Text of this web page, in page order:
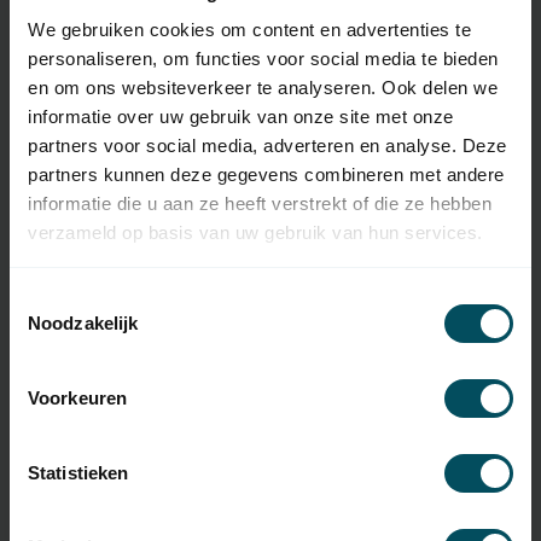
We gebruiken cookies om content en advertenties te
personaliseren, om functies voor social media te bieden
en om ons websiteverkeer te analyseren. Ook delen we
informatie over uw gebruik van onze site met onze
partners voor social media, adverteren en analyse. Deze
partners kunnen deze gegevens combineren met andere
informatie die u aan ze heeft verstrekt of die ze hebben
verzameld op basis van uw gebruik van hun services.
Noodzakelijk
Voorkeuren
Statistieken
Artikelnummer 4827
EAN Code 7432257696638
SKU 286500002
Type handzender originele afstandsbediening
Aantal kanalen
Kleur